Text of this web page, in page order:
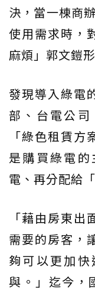
決，當一棟商
使用需求時，
麻煩」郭文鎧
發現導入綠電
部、台電公
「綠色租賃方
是購買綠電
電、再分配給
「藉由房東
需要的房客，
夠可以更加
與。」迄今，